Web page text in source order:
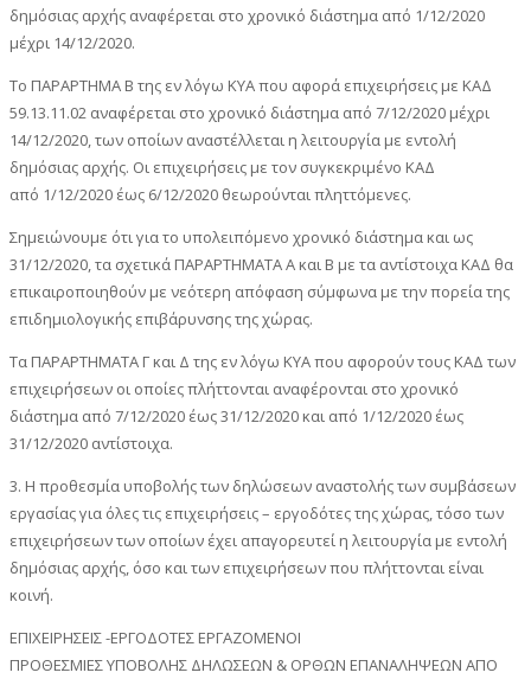
δημόσιας αρχής αναφέρεται στο χρονικό διάστημα από 1/12/2020
μέχρι 14/12/2020.
Το ΠΑΡΑΡΤΗΜΑ Β της εν λόγω ΚΥΑ που αφορά επιχειρήσεις με ΚΑΔ
59.13.11.02 αναφέρεται στο χρονικό διάστημα από 7/12/2020 μέχρι
14/12/2020, των οποίων αναστέλλεται η λειτουργία με εντολή
δημόσιας αρχής. Οι επιχειρήσεις με τον συγκεκριμένο ΚΑΔ
από 1/12/2020 έως 6/12/2020 θεωρούνται πληττόμενες.
Σημειώνουμε ότι για το υπολειπόμενο χρονικό διάστημα και ως
31/12/2020, τα σχετικά ΠΑΡΑΡΤΗΜΑΤΑ Α και Β με τα αντίστοιχα ΚΑΔ θα
επικαιροποιηθούν με νεότερη απόφαση σύμφωνα με την πορεία της
επιδημιολογικής επιβάρυνσης της χώρας.
Τα ΠΑΡΑΡΤΗΜΑΤΑ Γ και Δ της εν λόγω ΚΥΑ που αφορούν τους ΚΑΔ των
επιχειρήσεων οι οποίες πλήττονται αναφέρονται στο χρονικό
διάστημα από 7/12/2020 έως 31/12/2020 και από 1/12/2020 έως
31/12/2020 αντίστοιχα.
3. Η προθεσμία υποβολής των δηλώσεων αναστολής των συμβάσεων
εργασίας για όλες τις επιχειρήσεις – εργοδότες της χώρας, τόσο των
επιχειρήσεων των οποίων έχει απαγορευτεί η λειτουργία με εντολή
δημόσιας αρχής, όσο και των επιχειρήσεων που πλήττονται είναι
κοινή.
ΕΠΙΧΕΙΡΗΣΕΙΣ -ΕΡΓΟΔΟΤΕΣ ΕΡΓΑΖΟΜΕΝΟΙ
ΠΡΟΘΕΣΜΙΕΣ ΥΠΟΒΟΛΗΣ ΔΗΛΩΣΕΩΝ & ΟΡΘΩΝ ΕΠΑΝΑΛΗΨΕΩΝ ΑΠΟ